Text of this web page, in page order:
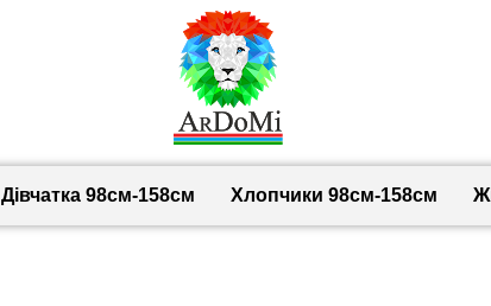
Дівчатка 98cм-158см Хлопчики 98см-158см